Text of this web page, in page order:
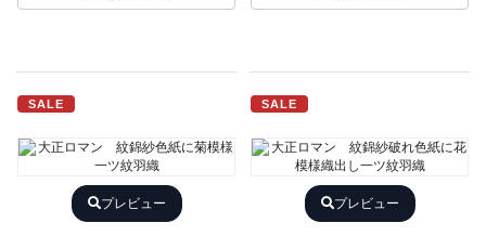
SALE
プレビュー
SALE
プレビュー